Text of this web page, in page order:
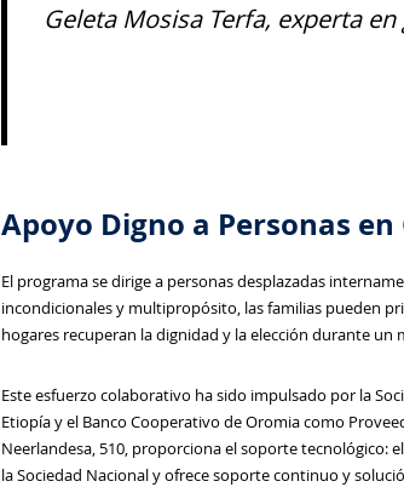
Geleta Mosisa Terfa, experta
Apoyo Digno a Personas en
El programa se dirige a personas desplazadas
incondicionales y multipropósito, las familias pueden
hogares recuperan la dignidad y la elección durante
Este esfuerzo colaborativo ha sido impulsado por la
Etiopía y el Banco Cooperativo de Oromia como
Neerlandesa, 510, proporciona el soporte tecnológico:
la Sociedad Nacional y ofrece soporte continuo y